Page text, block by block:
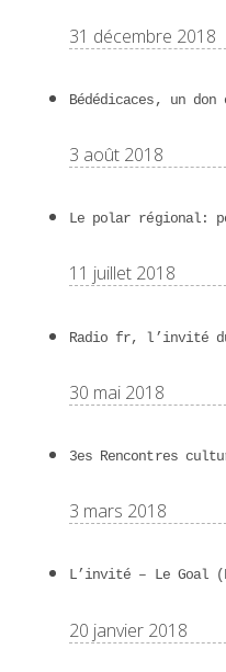
31 décembre 2018
Bédédicaces, un
3 août 2018
Le polar régional:
11 juillet 2018
Radio fr, l’invité
30 mai 2018
3es Rencontres
3 mars 2018
L’invité – Le Goal
20 janvier 2018